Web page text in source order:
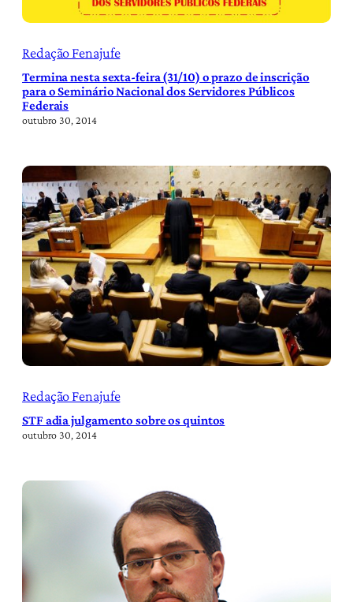
Redação Fenajufe
Termina nesta sexta-feira (31/10) o prazo de inscrição
para o Seminário Nacional dos Servidores Públicos
Federais
outubro 30, 2014
Redação Fenajufe
STF adia julgamento sobre os quintos
outubro 30, 2014